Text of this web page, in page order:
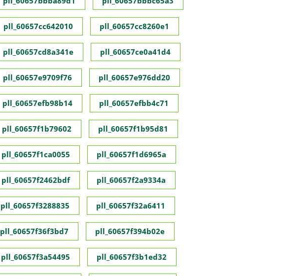
pll_60657cc642010 pll_60657cc8260e1
pll_60657cd8a341e pll_60657ce0a41d4
pll_60657e9709f76 pll_60657e976dd20
pll_60657efb98b14 pll_60657efbb4c71
pll_60657f1b79602 pll_60657f1b95d81
pll_60657f1ca0055 pll_60657f1d6965a
pll_60657f2462bdf pll_60657f2a9334a
pll_60657f3288835 pll_60657f32a6411
pll_60657f36f3bd7 pll_60657f394b02e
pll_60657f3a54495 pll_60657f3b1ed32